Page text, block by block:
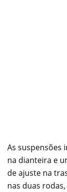
As suspensões
na dianteira e
de ajuste na
nas duas